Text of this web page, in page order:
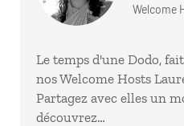
Welcome
Le temps d'une Dodo,
nos Welcome Hosts
Partagez avec elles un
découvrez…